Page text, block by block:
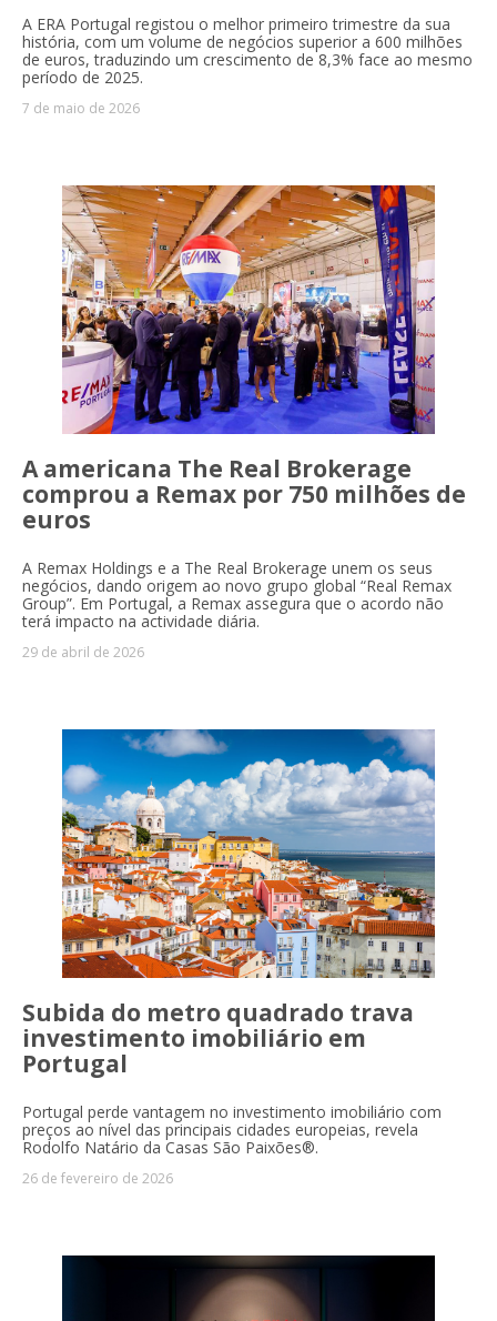
A ERA Portugal registou o melhor primeiro trimestre da sua
história, com um volume de negócios superior a 600 milhões
de euros, traduzindo um crescimento de 8,3% face ao mesmo
período de 2025.
7 de maio de 2026
A americana The Real Brokerage
comprou a Remax por 750 milhões de
euros
A Remax Holdings e a The Real Brokerage unem os seus
negócios, dando origem ao novo grupo global “Real Remax
Group”. Em Portugal, a Remax assegura que o acordo não
terá impacto na actividade diária.
29 de abril de 2026
Subida do metro quadrado trava
investimento imobiliário em
Portugal
Portugal perde vantagem no investimento imobiliário com
preços ao nível das principais cidades europeias, revela
Rodolfo Natário da Casas São Paixões®.
26 de fevereiro de 2026